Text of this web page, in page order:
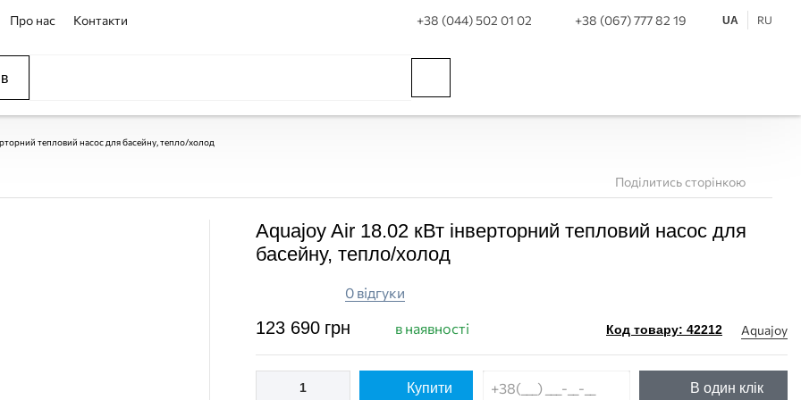
Про нас Контакти +38 (044) 502 01 02 +38 (067) 777 82 19 UA RU
тепловий насос для басейну, тепло/холод
Поділитись сторінкою
ПОКУПКА ЧАСТИНАМИ
ПОКУПКА ЧАСТИНАМИ ПОКУПКА
ПОКУПКА
Aquajoy Air 18.02 кВт інверторний тепловий насос для
басейну, тепло/холод
0 відгуки
123 690 грн в наявності Код товару: 42212 Aquajoy
Купити В один клік